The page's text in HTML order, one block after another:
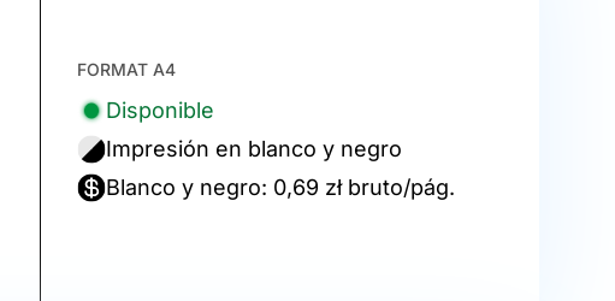
FORMAT A4
Disponible
Impresión en blanco y negro
Blanco y negro: 0,69 zł bruto/pág.